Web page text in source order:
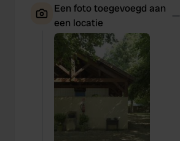
Een foto toegevoegd aan
een locatie
—